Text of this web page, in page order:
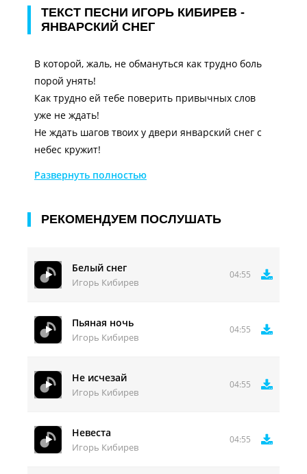
ТЕКСТ ПЕСНИ ИГОРЬ КИБИРЕВ -
ЯНВАРСКИЙ СНЕГ
В которой, жаль, не обмануться как трудно боль
порой унять!
Как трудно ей тебе поверить привычных слов
уже не ждать!
Не ждать шагов твоих у двери январский снег с
небес кружит!
звенит!
Развернуть полностью
РЕКОМЕНДУЕМ ПОСЛУШАТЬ
Белый снег
Игорь Кибирев
04:55
Пьяная ночь
Игорь Кибирев
04:55
Не исчезай
Игорь Кибирев
04:55
Невеста
Игорь Кибирев
04:55